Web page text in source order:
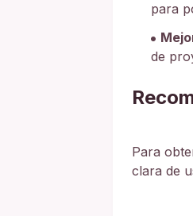
para
de
Para
clara de